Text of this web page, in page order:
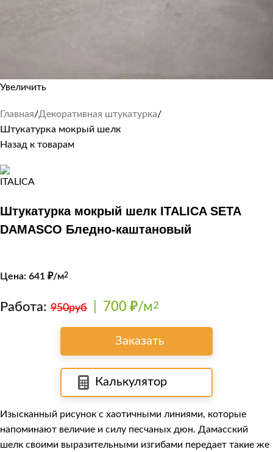
Увеличить
Главная Декоративная штукатурка
Штукатурка мокрый шелк
Назад к товарам
Штукатурка мокрый шелк ITALICA SETA
DAMASCO Бледно-каштановый
Цена: 641 ₽/м2
Работа: 950руб 700 ₽/м2
Заказать
Калькулятор
Изысканный рисунок с хаотичными линиями, которые
напоминают величие и силу песчаных дюн. Дамасский
шелк своими выразительными изгибами передает такие же